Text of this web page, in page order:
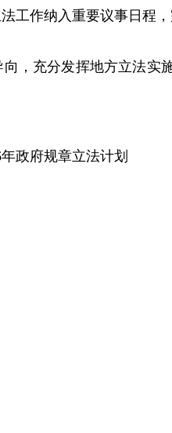
作纳入重要议事日程，
充分发挥地方立法实
政府规章立法计划